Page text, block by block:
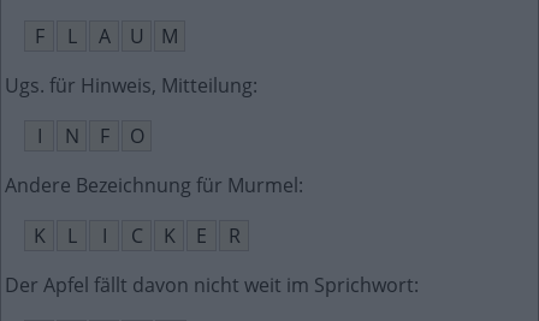
F
L A U
M
Ugs. für Hinweis, Mitteilung:
I
N F
O
Andere Bezeichnung für Murmel:
K
L I C K E
R
Der Apfel fällt davon nicht weit im Sprichwort: